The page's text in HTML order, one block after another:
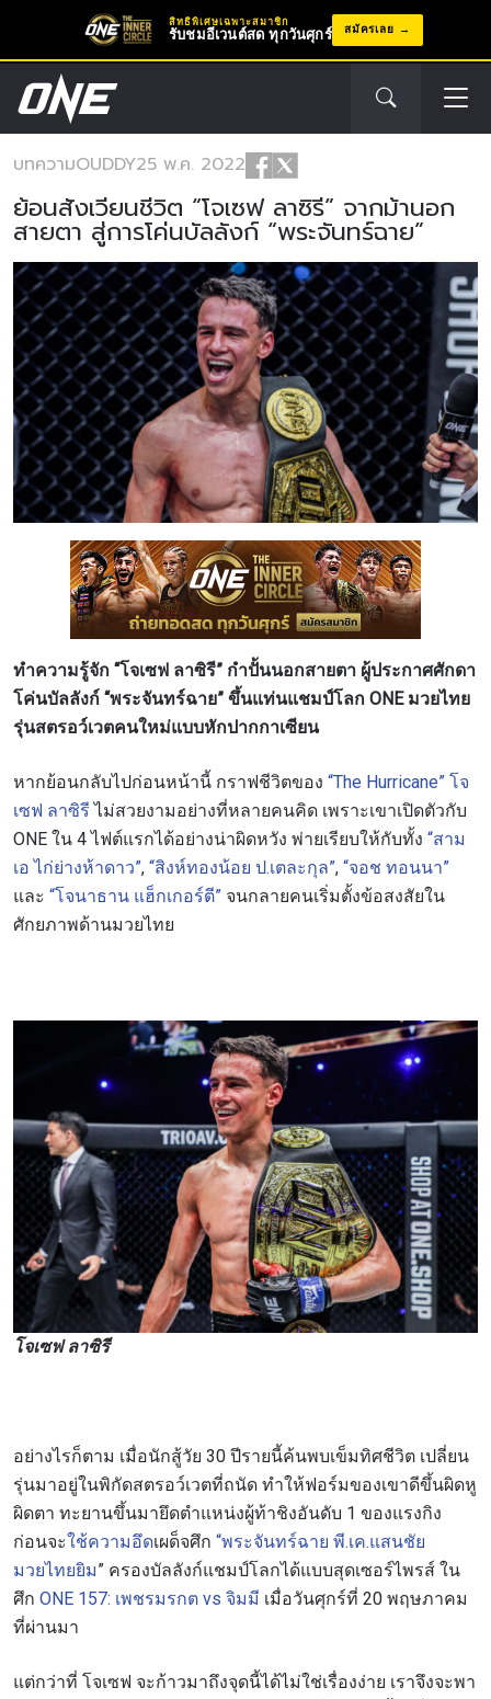
สิทธิพิเศษเฉพาะสมาชิก
รับชมอีเวนต์สด ทุกวันศุกร์ สมัครเลย
บทความOUDDY25 พ.ค. 2022
ย้อนสังเวียนชีวิต “โจเซฟ ลาซิรี” จากม้านอก
สายตา สู่การโค่นบัลลังก์ “พระจันทร์ฉาย”
ทำความรู้จัก “โจเซฟ ลาซิรี” กำปั้นนอกสายตา ผู้ประกาศศักดา
โค่นบัลลังก์ “พระจันทร์ฉาย” ขึ้นแท่นแชมป์โลก ONE มวยไทย
รุ่นสตรอว์เวตคนใหม่แบบหักปากกาเซียน
หากย้อนกลับไปก่อนหน้านี้ กราฟชีวิตของ “The Hurricane” โจ
เซฟ ลาซิรี ไม่สวยงามอย่างที่หลายคนคิด เพราะเขาเปิดตัวกับ
ONE ใน 4 ไฟต์แรกได้อย่างน่าผิดหวัง พ่ายเรียบให้กับทั้ง “สาม
เอ ไก่ย่างห้าดาว”, “สิงห์ทองน้อย ป.เตละกุล”, “จอช ทอนนา”
และ “โจนาธาน แฮ็กเกอร์ตี” จนกลายคนเริ่มตั้งข้อสงสัยใน
ศักยภาพด้านมวยไทย
โจเซฟ ลาซิรี
อย่างไรก็ตาม เมื่อนักสู้วัย 30 ปีรายนี้ค้นพบเข็มทิศชีวิต เปลี่ยน
รุ่นมาอยู่ในพิกัดสตรอว์เวตที่ถนัด ทำให้ฟอร์มของเขาดีขึ้นผิดหู
ผิดตา ทะยานขึ้นมายึดตำแหน่งผู้ท้าชิงอันดับ 1 ของแรงกิง
ก่อนจะใช้ความอึดเผด็จศึก “พระจันทร์ฉาย พี.เค.แสนชัย
มวยไทยยิม” ครองบัลลังก์แชมป์โลกได้แบบสุดเซอร์ไพรส์ ใน
ศึก ONE 157: เพชรมรกต vs จิมมี เมื่อวันศุกร์ที่ 20 พฤษภาคม
ที่ผ่านมา
แต่กว่าที่ โจเซฟ จะก้าวมาถึงจุดนี้ได้ไม่ใช่เรื่องง่าย เราจึงจะพา